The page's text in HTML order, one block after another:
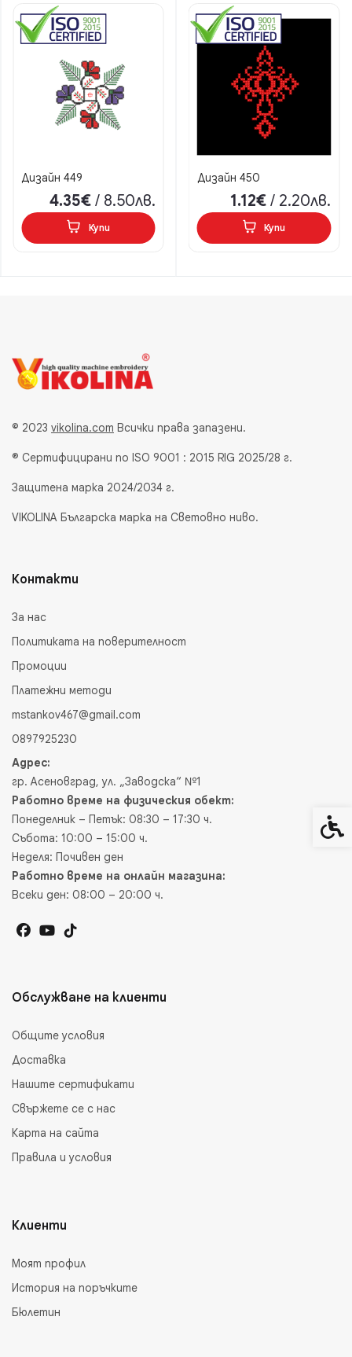
4.35€ / 8.50лв.
Дизайн 449
Купи
1.12€ / 2.20лв.
Дизайн 450
Купи
© 2023 vikolina.com Всички права запазени.
® Сертифицирани по ISO 9001 : 2015 RIG 2025/28 г.
Защитена марка 2024/2034 г.
VIKOLINA Българска марка на Световно ниво.
Контакти
За нас
Политиката на поверителност
Промоции
Платежни методи
mstankov467@gmail.com
0897925230
Адрес:
гр. Асеновград, ул. „Заводска“ №1
Работно време на физическия обект:
Понеделник – Петък: 08:30 – 17:30 ч.
Събота: 10:00 – 15:00 ч.
Неделя: Почивен ден
Работно време на онлайн магазина:
Всеки ден: 08:00 – 20:00 ч.
Обслужване на клиенти
Общите условия
Доставка
Нашите сертификати
Свържете се с нас
Карта на сайта
Правила и условия
Клиенти
Моят профил
История на поръчките
Бюлетин